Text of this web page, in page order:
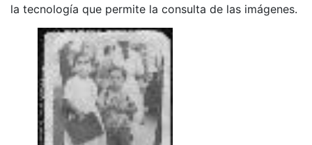
la tecnología que permite la consulta de las imágenes.